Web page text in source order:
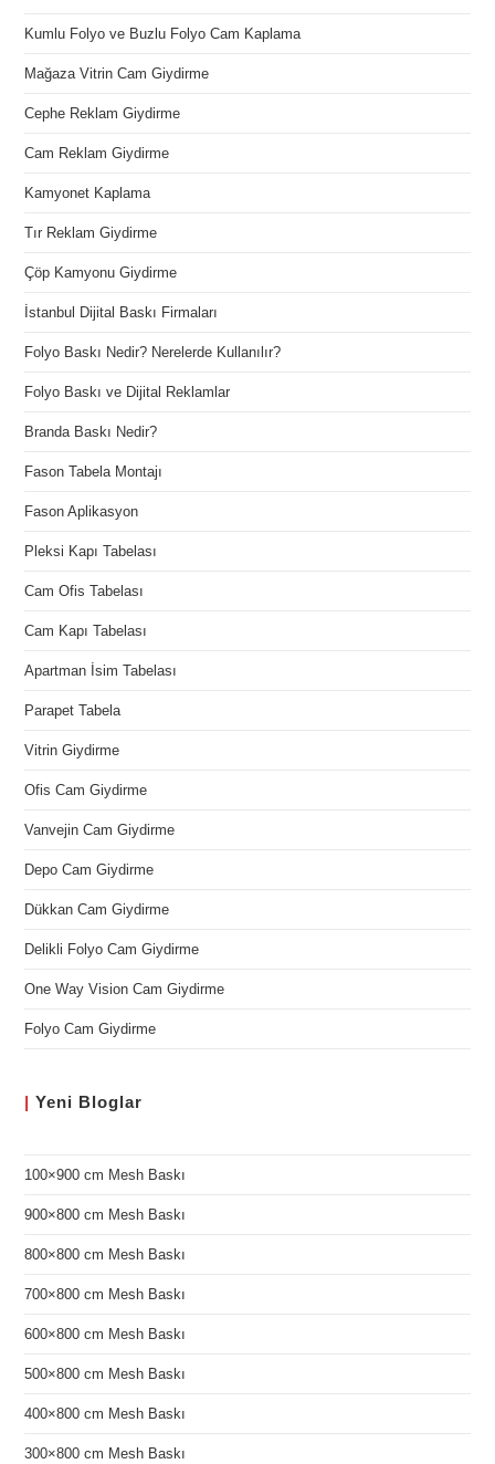
Kumlu Folyo ve Buzlu Folyo Cam Kaplama
Mağaza Vitrin Cam Giydirme
Cephe Reklam Giydirme
Cam Reklam Giydirme
Kamyonet Kaplama
Tır Reklam Giydirme
Çöp Kamyonu Giydirme
İstanbul Dijital Baskı Firmaları
Folyo Baskı Nedir? Nerelerde Kullanılır?
Folyo Baskı ve Dijital Reklamlar
Branda Baskı Nedir?
Fason Tabela Montajı
Fason Aplikasyon
Pleksi Kapı Tabelası
Cam Ofis Tabelası
Cam Kapı Tabelası
Apartman İsim Tabelası
Parapet Tabela
Vitrin Giydirme
Ofis Cam Giydirme
Vanvejin Cam Giydirme
Depo Cam Giydirme
Dükkan Cam Giydirme
Delikli Folyo Cam Giydirme
One Way Vision Cam Giydirme
Folyo Cam Giydirme
| Yeni Bloglar
100×900 cm Mesh Baskı
900×800 cm Mesh Baskı
800×800 cm Mesh Baskı
700×800 cm Mesh Baskı
600×800 cm Mesh Baskı
500×800 cm Mesh Baskı
400×800 cm Mesh Baskı
300×800 cm Mesh Baskı